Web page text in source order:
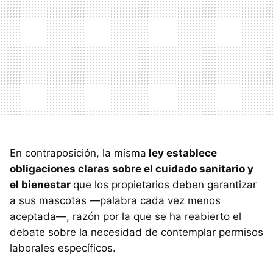
En contraposición, la misma ley establece
obligaciones claras sobre el cuidado sanitario y
el bienestar que los propietarios deben garantizar
a sus mascotas —palabra cada vez menos
aceptada—, razón por la que se ha reabierto el
debate sobre la necesidad de contemplar permisos
laborales específicos.